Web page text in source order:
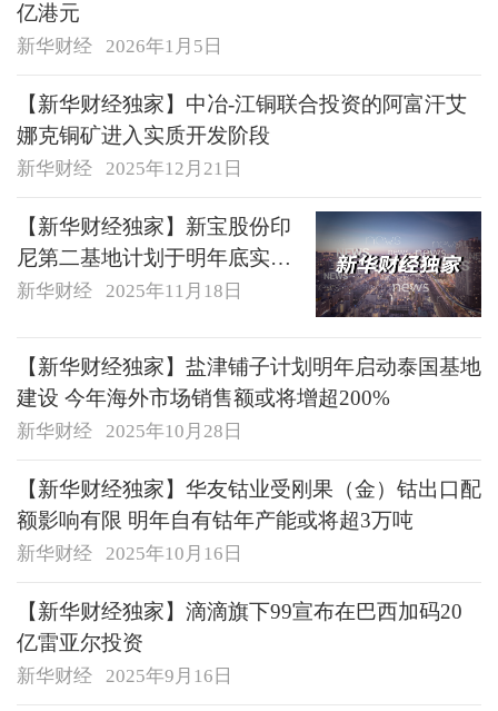
亿港元
新华财经 2026年1月5日
【新华财经独家】中冶-江铜联合投资的阿富汗艾
娜克铜矿进入实质开发阶段
新华财经 2025年12月21日
【新华财经独家】新宝股份印
尼第二基地计划于明年底实现
月产400万台规模
新华财经 2025年11月18日
【新华财经独家】盐津铺子计划明年启动泰国基地
建设 今年海外市场销售额或将增超200%
新华财经 2025年10月28日
【新华财经独家】华友钴业受刚果（金）钴出口配
额影响有限 明年自有钴年产能或将超3万吨
新华财经 2025年10月16日
【新华财经独家】滴滴旗下99宣布在巴西加码20
亿雷亚尔投资
新华财经 2025年9月16日